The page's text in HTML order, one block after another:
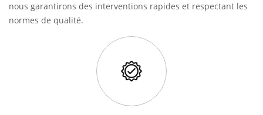
nous garantirons des interventions rapides et respectant les
normes de qualité.